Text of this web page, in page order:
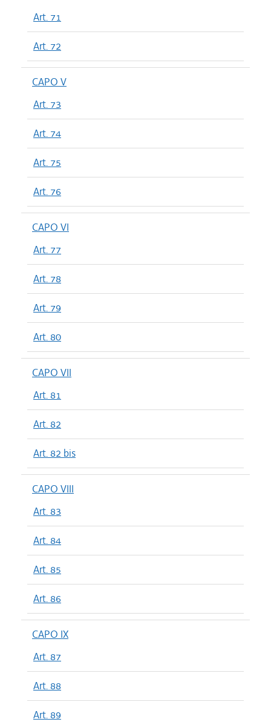
Art. 71
Art. 72
CAPO V
Art. 73
Art. 74
Art. 75
Art. 76
CAPO VI
Art. 77
Art. 78
Art. 79
Art. 80
CAPO VII
Art. 81
Art. 82
Art. 82 bis
CAPO VIII
Art. 83
Art. 84
Art. 85
Art. 86
CAPO IX
Art. 87
Art. 88
Art. 89